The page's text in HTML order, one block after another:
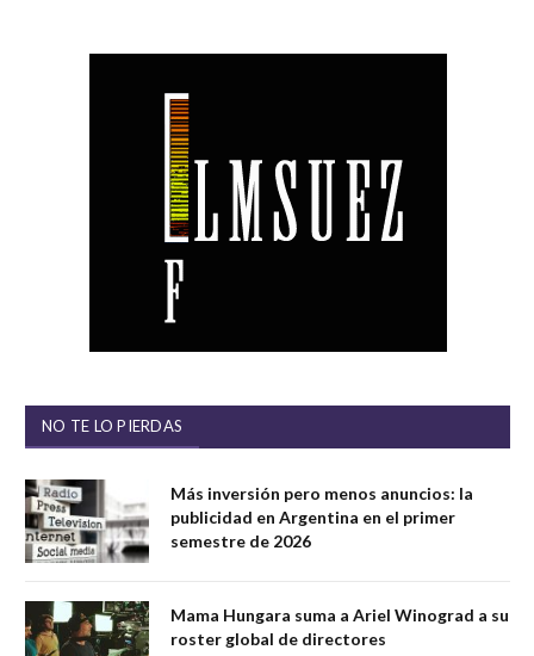
NO TE LO PIERDAS
Más inversión pero menos anuncios: la
publicidad en Argentina en el primer
semestre de 2026
Mama Hungara suma a Ariel Winograd a su
roster global de directores